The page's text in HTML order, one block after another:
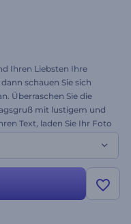
Ihren Liebsten Ihre
schauen Sie sich
Überraschen Sie die
mit lustigem und
Text, laden Sie Ihr Foto
Sie die Vorlage noch
Version.